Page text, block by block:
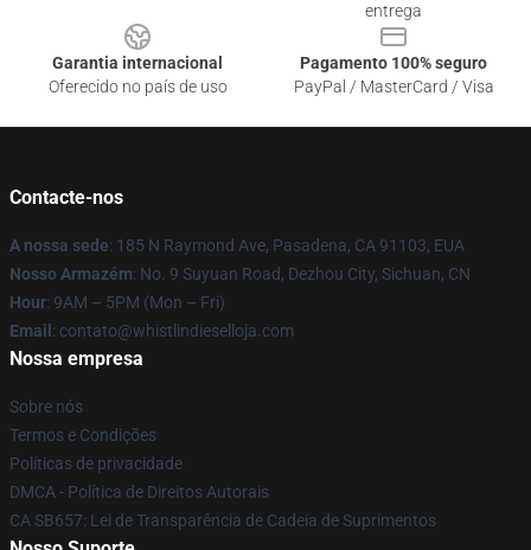
entrega
Garantia internacional
Oferecido no país de uso
Pagamento 100% seguro
PayPal / MasterCard / Visa
Contacte-nos
A nossa sede: 185 N Raymond Ave, Pasadena, CA 91103, EUA
Nosso Armazém: No. 9 Suyuan Road, Dezhou City, Sichuan, CN
Hour: 9AM – 5PM (Mon – Fri)
Email : contato@whistlindieselloja.com
Nossa empresa
Sobre nós
Termos e Condições
Políticas de privacidade
DMCA - Política de Direitos Autorais
CA SB657: Lei de Transparência de Cadeia de Suprimentos